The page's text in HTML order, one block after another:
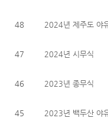
48 2024년 제주도 야
47 2024년 시무식
46 2023년 종무식
45 2023년 백두산 야